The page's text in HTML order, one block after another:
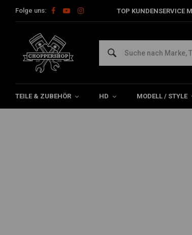
Folge uns: TOP KUNDENSERVICE
TEILE & ZUBEHÖR HD MODELL / STYLE
Artikel mit Schlagwort
Home Schlagworte Trophy helm